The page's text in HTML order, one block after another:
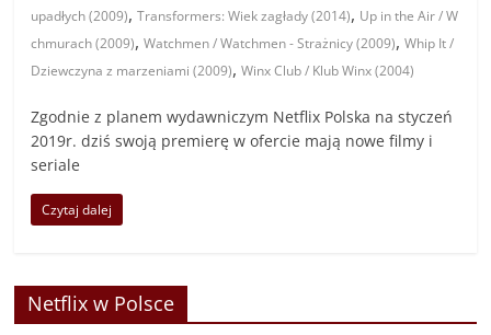
upadłych (2009),Transformers: Wiek zagłady (2014), Up in the Air / W
chmurach (2009),Watchmen / Watchmen - Strażnicy (2009),Whip It /
Dziewczyna z marzeniami (2009),Winx Club / Klub Winx (2004)
Zgodnie z planem wydawniczym Netflix Polska na styczeń
2019r. dziś swoją premierę w ofercie mają nowe filmy i
seriale
Czytaj dalej
Netflix w Polsce